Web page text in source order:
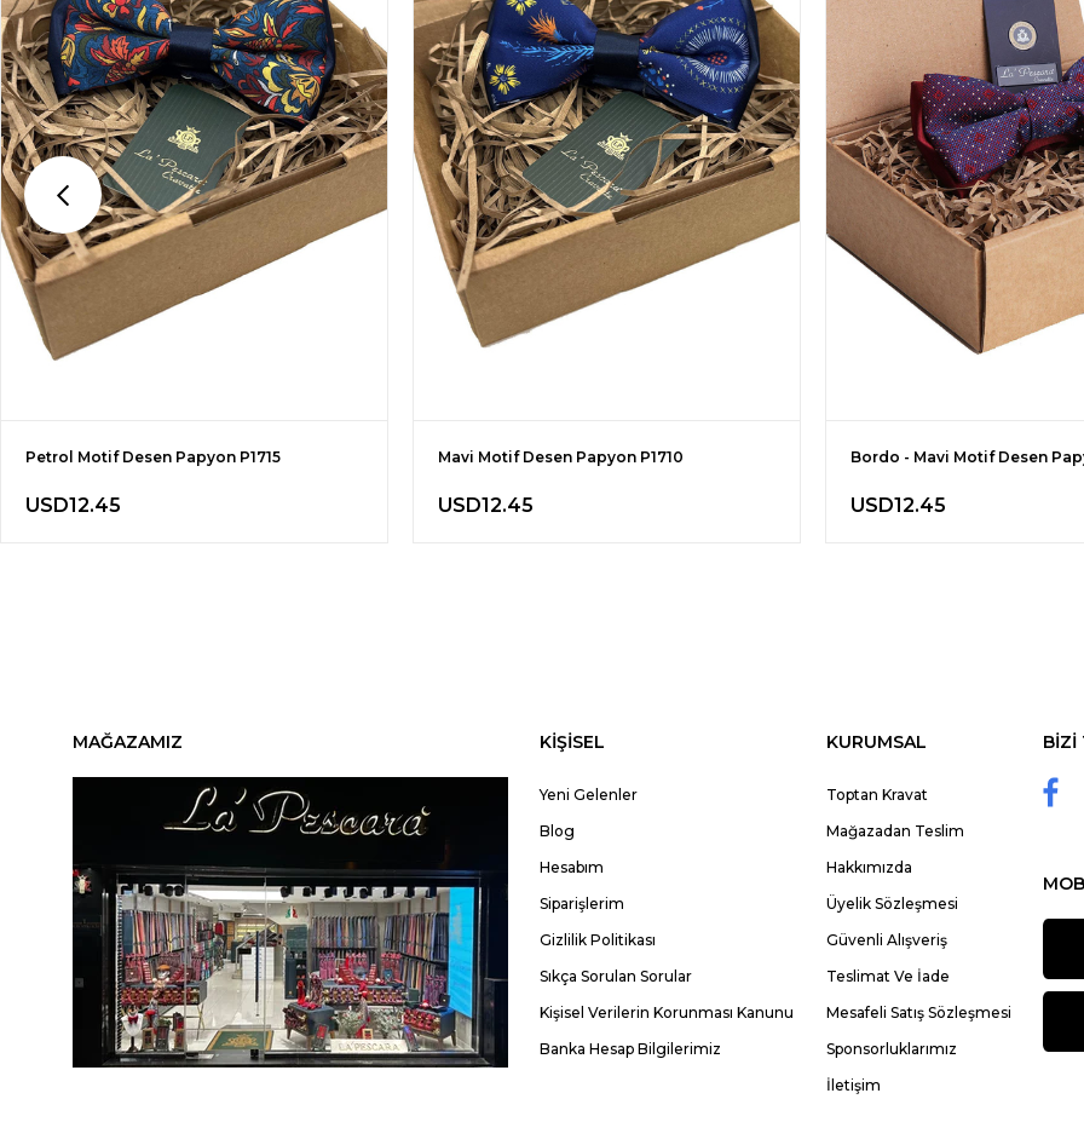
Petrol Motif Desen Papyon P1715
USD12.45
Mavi Motif Desen Papyon P1710
USD12.45
Bordo - Mavi Motif Desen
USD12.45
MAĞAZAMIZ KİŞİSEL
Yeni Gelenler
Blog
Hesabım
Siparişlerim
Gizlilik Politikası
Sıkça Sorulan Sorular
Kişisel Verilerin Korunması Kanunu
Banka Hesap Bilgilerimiz
KURUMSAL
Toptan Kravat
Mağazadan Teslim
Hakkımızda
Üyelik Sözleşmesi
Güvenli Alışveriş
Teslimat Ve İade
Mesafeli Satış Sözleşmesi
Sponsorluklarımız
İletişim
BİZİ